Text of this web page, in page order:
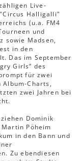
Live-
Halligalli"
(u.a. FM4
und
sowie Madsen,
in den
Das im September
Girls“ des
für zwei
Charts,
zwei Jahren bei
Dominik
Pöheim
in den Bann und
Zu ebendiesen